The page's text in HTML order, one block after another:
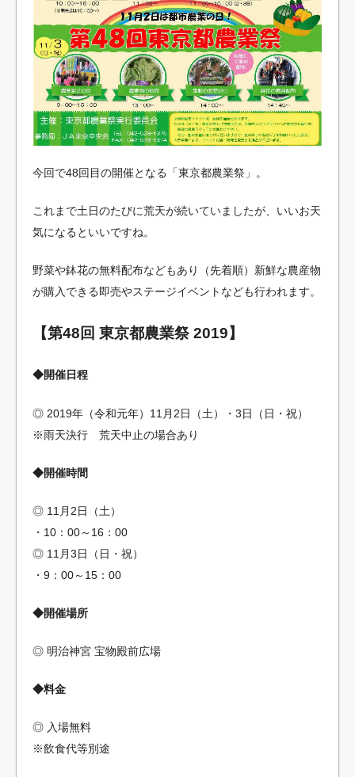
今回で48回目の開催となる「東京都農業祭」。
これまで土日のたびに荒天が続いていましたが、いいお天
気になるといいですね。
野菜や鉢花の無料配布などもあり（先着順）新鮮な農産物
が購入できる即売やステージイベントなども行われます。
【第48回 東京都農業祭 2019】
◆開催日程
◎ 2019年（令和元年）11月2日（土）・3日（日・祝）
※雨天決行 荒天中止の場合あり
◆開催時間
◎ 11月2日（土）
・10：00～16：00
◎ 11月3日（日・祝）
・9：00～15：00
◆開催場所
◎ 明治神宮 宝物殿前広場
◆料金
◎ 入場無料
※飲食代等別途